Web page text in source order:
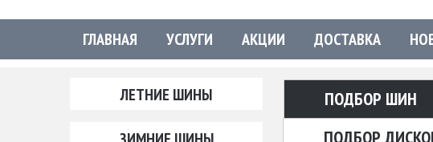
ГЛАВНАЯ УСЛУГИ АКЦИИ ДОСТАВКА
ЛЕТНИЕ ШИНЫ ПОДБОР ШИН
ПОДБОР